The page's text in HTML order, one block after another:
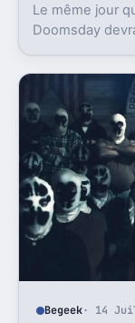
Le même jour
Doomsday
Begeek· 14